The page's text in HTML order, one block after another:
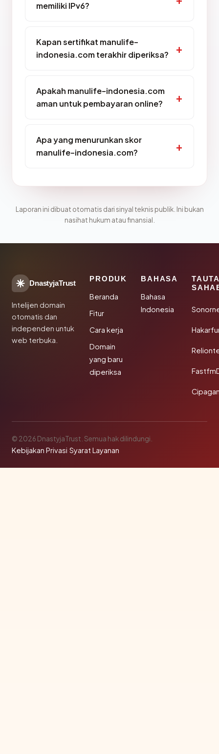
memiliki IPv6?
Kapan sertifikat manulife-
indonesia.com terakhir diperiksa?
Apakah manulife-indonesia.com
aman untuk pembayaran online?
Apa yang menurunkan skor
manulife-indonesia.com?
Laporan ini dibuat otomatis dari sinyal teknis publik. Ini bukan
nasihat hukum atau finansial.
DnastyjaTrust
Intelijen domain
otomatis dan
independen untuk
web terbuka.
PRODUK
Beranda
Fitur
Cara kerja
Domain
yang baru
diperiksa
BAHASA
Bahasa
Indonesia
© 2026 DnastyjaTrust. Semua hak dilindungi.
Kebijakan Privasi·Syarat Layanan